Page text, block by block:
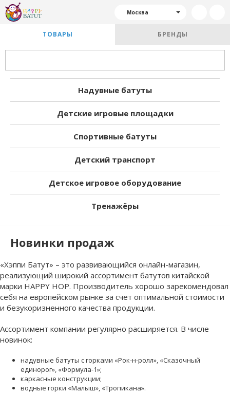
Москва
ТОВАРЫ БРЕНДЫ
Надувные батуты
Детские игровые площадки
Спортивные батуты
Детский транспорт
Детское игровое оборудование
Тренажёры
Новинки продаж
«Хэппи Батут» – это развивающийся онлайн-магазин,
реализующий широкий ассортимент батутов китайской
марки HAPPY HOP. Производитель хорошо зарекомендовал
себя на европейском рынке за счет оптимальной стоимости
и безукоризненного качества продукции.
Ассортимент компании регулярно расширяется. В числе
новинок:
надувные батуты с горками «Рок-н-ролл», «Сказочный
единорог», «Формула-1»;
каркасные конструкции;
водные горки «Малыш», «Тропикана».